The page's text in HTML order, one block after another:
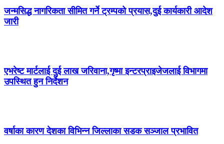
जन्मसिद्ध नागरिकता सीमित गर्ने ट्रम्पको प्रयास,दुई कार्यकारी आदेश
जारी
एभरेष्ट मार्टलाई दुई लाख जरिवाना,गृष्मा इन्टरप्राइजेजलाई विभागमा
उपस्थित हुन निर्देशन
वर्षाका कारण देशका विभिन्न जिल्लाका सडक सञ्जाल प्रभावित